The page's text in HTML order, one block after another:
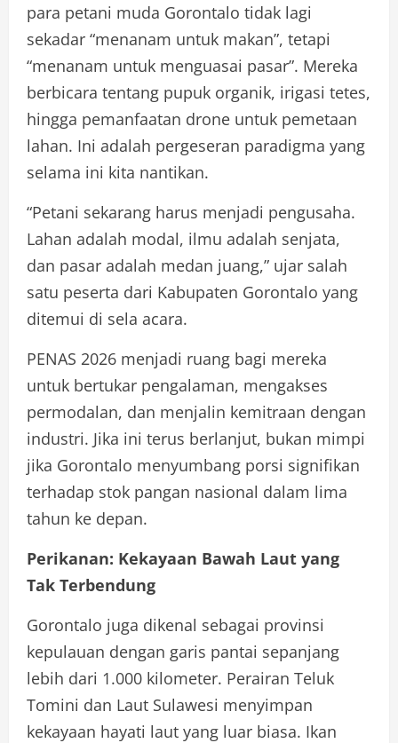
para petani muda Gorontalo tidak lagi
sekadar “menanam untuk makan”, tetapi
“menanam untuk menguasai pasar”. Mereka
berbicara tentang pupuk organik, irigasi tetes,
hingga pemanfaatan drone untuk pemetaan
lahan. Ini adalah pergeseran paradigma yang
selama ini kita nantikan.
“Petani sekarang harus menjadi pengusaha.
Lahan adalah modal, ilmu adalah senjata,
dan pasar adalah medan juang,” ujar salah
satu peserta dari Kabupaten Gorontalo yang
ditemui di sela acara.
PENAS 2026 menjadi ruang bagi mereka
untuk bertukar pengalaman, mengakses
permodalan, dan menjalin kemitraan dengan
industri. Jika ini terus berlanjut, bukan mimpi
jika Gorontalo menyumbang porsi signifikan
terhadap stok pangan nasional dalam lima
tahun ke depan.
Perikanan: Kekayaan Bawah Laut yang
Tak Terbendung
Gorontalo juga dikenal sebagai provinsi
kepulauan dengan garis pantai sepanjang
lebih dari 1.000 kilometer. Perairan Teluk
Tomini dan Laut Sulawesi menyimpan
kekayaan hayati laut yang luar biasa. Ikan